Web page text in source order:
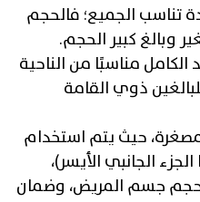
تناسب الجميع؛ فالحجم
وبالغ كبير الحجم.
مناسبًا من الناحية
ذوي القامة
حيث يتم استخدام
الجانبي الأيسر)،
حجم جسم المريض، وضمان